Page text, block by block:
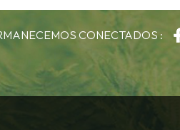
CONECTADOS :